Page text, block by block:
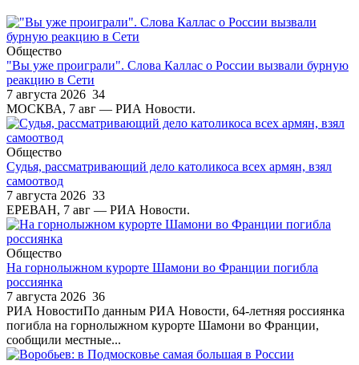
Общество
"Вы уже проиграли". Слова Каллас о России вызвали бурную
реакцию в Сети
7 августа 2026 34
МОСКВА, 7 авг — РИА Новости.
Общество
Судья, рассматривающий дело католикоса всех армян, взял
самоотвод
7 августа 2026 33
ЕРЕВАН, 7 авг — РИА Новости.
Общество
На горнолыжном курорте Шамони во Франции погибла
россиянка
7 августа 2026 36
РИА НовостиПо данным РИА Новости, 64-летняя россиянка
погибла на горнолыжном курорте Шамони во Франции,
сообщили местные...